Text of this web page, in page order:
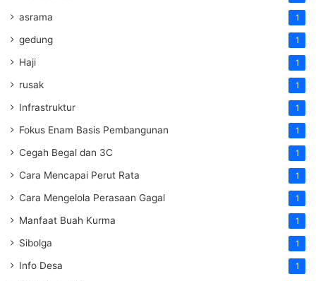
asrama 1
gedung 1
Haji 1
rusak 1
Infrastruktur 1
Fokus Enam Basis Pembangunan 1
Cegah Begal dan 3C 1
Cara Mencapai Perut Rata 1
Cara Mengelola Perasaan Gagal 1
Manfaat Buah Kurma 1
Sibolga 1
Info Desa 1